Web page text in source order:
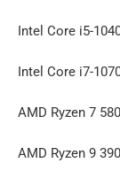
Intel Core i5-
Intel Core i7-
AMD Ryzen 7
AMD Ryzen 9